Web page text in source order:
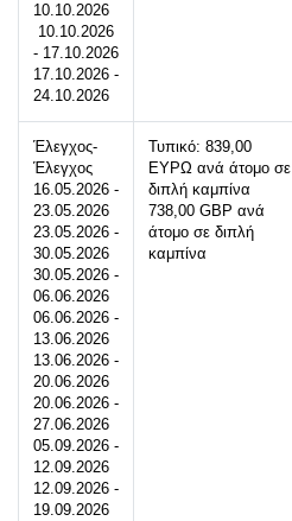
10.10.2026
- 17.10.2026
17.10.2026 -
24.10.2026
Έλεγχος-
Έλεγχος
16.05.2026 -
23.05.2026
23.05.2026 -
30.05.2026
30.05.2026 -
06.06.2026
06.06.2026 -
13.06.2026
13.06.2026 -
20.06.2026
20.06.2026 -
27.06.2026
05.09.2026 -
12.09.2026
12.09.2026 -
19.09.2026
Τυπικό: 839,00
ΕΥΡΩ ανά άτομο σε
διπλή καμπίνα
738,00 GBP ανά
άτομο σε διπλή
καμπίνα